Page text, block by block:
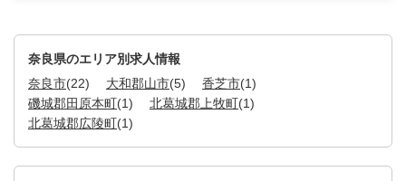
奈良県のエリア別求人情報
奈良市(22) 大和郡山市(5) 香芝市(1)
磯城郡田原本町(1) 北葛城郡上牧町(1)
北葛城郡広陵町(1)